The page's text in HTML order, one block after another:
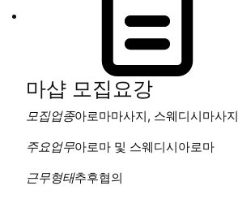
마샵 모집요강
모집업종아로마마사지, 스웨디시마사지
주요업무아로마 및 스웨디시아로마
근무형태추후협의